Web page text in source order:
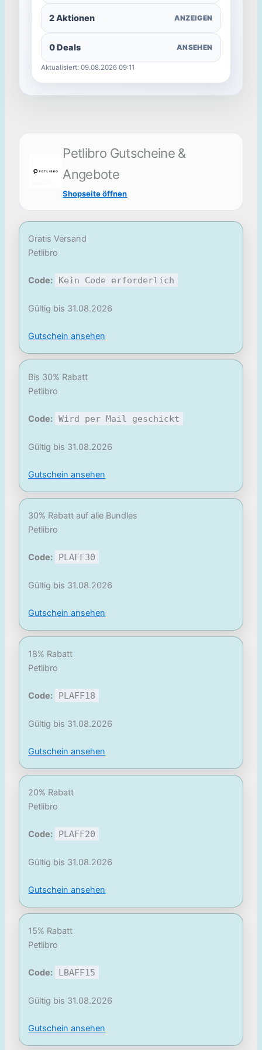
2 Aktionen ANZEIGEN
0 Deals ANSEHEN
Aktualisiert: 09.08.2026 09:11
Petlibro Gutscheine &
Angebote
Shopseite öffnen
Gratis Versand
Petlibro
Code: Kein Code erforderlich
Gültig bis 31.08.2026
Gutschein ansehen
Bis 30% Rabatt
Petlibro
Code: Wird per Mail geschickt
Gültig bis 31.08.2026
Gutschein ansehen
30% Rabatt auf alle Bundles
Petlibro
Code: PLAFF30
Gültig bis 31.08.2026
Gutschein ansehen
18% Rabatt
Petlibro
Code: PLAFF18
Gültig bis 31.08.2026
Gutschein ansehen
20% Rabatt
Petlibro
Code: PLAFF20
Gültig bis 31.08.2026
Gutschein ansehen
15% Rabatt
Petlibro
Code: LBAFF15
Gültig bis 31.08.2026
Gutschein ansehen